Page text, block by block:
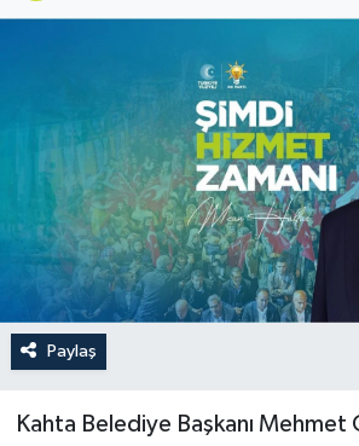
Paylaş
Kahta Belediye Başkanı Mehmet